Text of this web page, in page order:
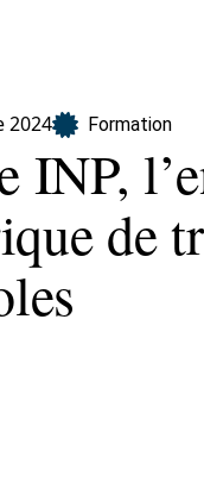
2024 Formation
INP,
de